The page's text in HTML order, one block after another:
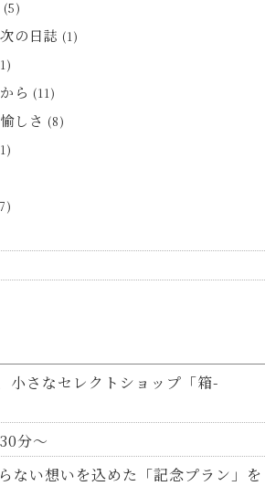
(5)
の日誌 (1)
ら (11)
しさ (8)
小さなセレクトショップ「箱-
分～
ない想いを込めた「記念プラン」を